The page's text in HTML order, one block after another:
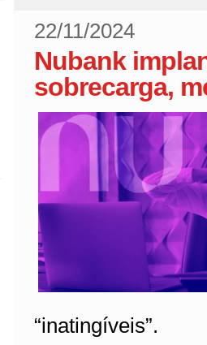
22/11/2024
Nubank
sobrecarga,
“inatingíveis”.